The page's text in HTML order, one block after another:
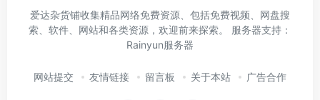
爱达杂货铺收集精品网络免费资源、包括免费视频、网盘搜
索、软件、网站和各类资源，欢迎前来探索。 服务器支持：
Rainyun服务器
网站提交 友情链接 留言板 关于本站 广告合作